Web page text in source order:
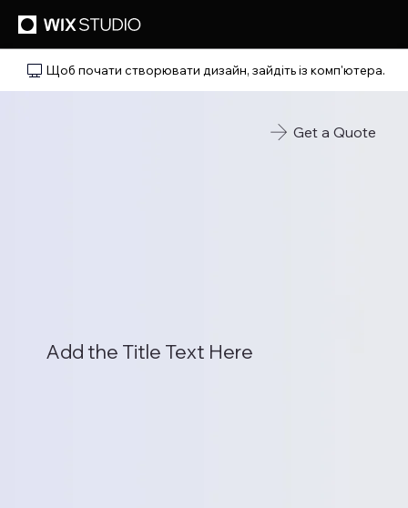
Щоб почати створювати дизайн, зайдіть із комп'ютера.